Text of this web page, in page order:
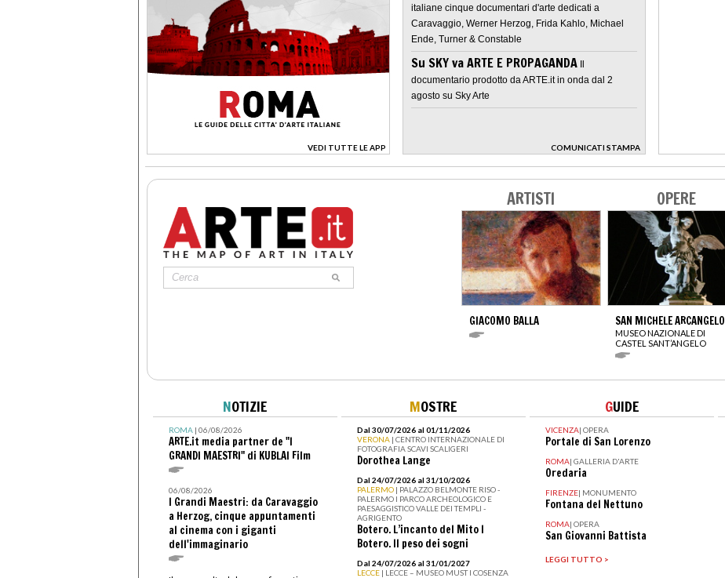
VEDI TUTTE LE APP
>
italiane cinque documentari d'arte dedicati a
Caravaggio, Werner Herzog, Frida Kahlo, Michael
Ende, Turner & Constable
Su SKY va ARTE E PROPAGANDA Il
documentario prodotto da ARTE.it in onda dal 2
agosto su Sky Arte
COMUNICATI STAMPA
>
ARTISTI
GIACOMO BALLA
OPERE
SAN MICHELE ARCANGELO
MUSEO NAZIONALE DI
CASTEL SANT’ANGELO
NOTIZIE
ROMA| 06/08/2026
ARTE.it media partner de "I
GRANDI MAESTRI" di KUBLAI Film
06/08/2026
I Grandi Maestri: da Caravaggio
a Herzog, cinque appuntamenti
al cinema con i giganti
dell'immaginario
MOSTRE
Dal 30/07/2026 al 01/11/2026
VERONA | CENTRO INTERNAZIONALE DI
FOTOGRAFIA SCAVI SCALIGERI
Dorothea Lange
Dal 24/07/2026 al 31/10/2026
PALERMO | PALAZZO BELMONTE RISO -
PALERMO I PARCO ARCHEOLOGICO E
PAESAGGISTICO VALLE DEI TEMPLI -
AGRIGENTO
Botero. L’incanto del Mito I
Botero. Il peso dei sogni
Dal 24/07/2026 al 31/01/2027
LECCE | LECCE – MUSEO MUST I COSENZA
GUIDE
VICENZA| OPERA
Portale di San Lorenzo
ROMA| GALLERIA D'ARTE
Oredaria
FIRENZE| MONUMENTO
Fontana del Nettuno
ROMA| OPERA
San Giovanni Battista
LEGGI TUTTO >